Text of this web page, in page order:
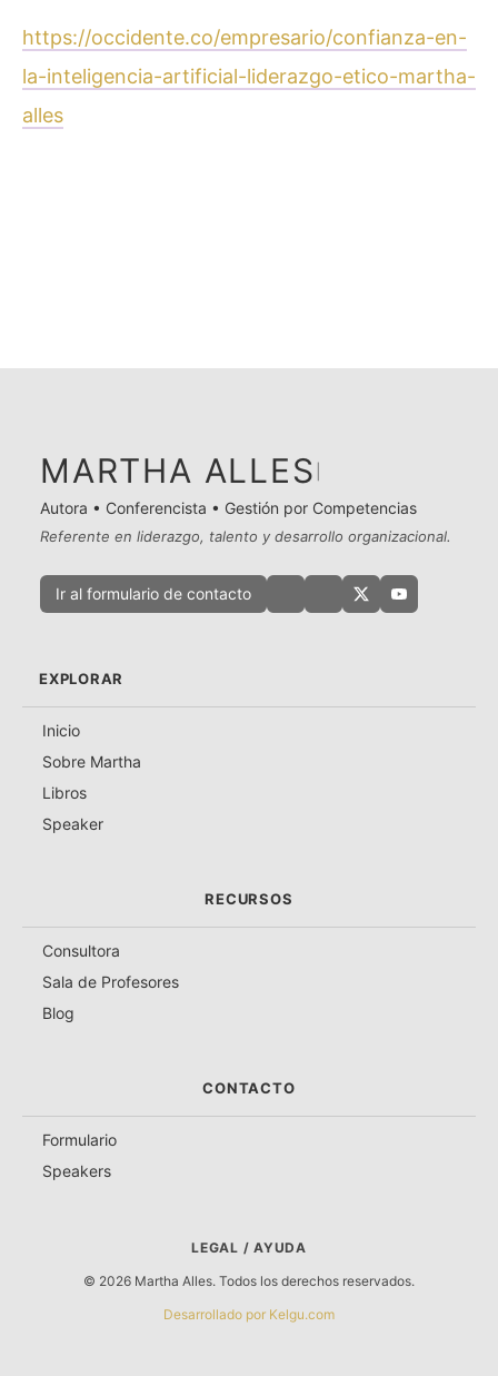
https://occidente.co/empresario/confianza-en-
la-inteligencia-artificial-liderazgo-etico-martha-
alles
MARTHA ALLES
Autora • Conferencista • Gestión por Competencias
Referente en liderazgo, talento y desarrollo organizacional.
Ir al formulario de contacto
EXPLORAR
Inicio
Sobre Martha
Libros
Speaker
RECURSOS
Consultora
Sala de Profesores
Blog
CONTACTO
Formulario
Speakers
LEGAL / AYUDA
© 2026 Martha Alles. Todos los derechos reservados.
Desarrollado por Kelgu.com